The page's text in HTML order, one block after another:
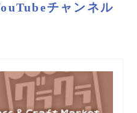
チャンネル